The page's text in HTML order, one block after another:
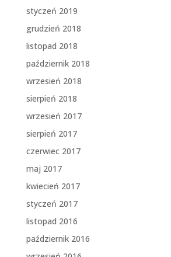
styczeń 2019
grudzień 2018
listopad 2018
październik 2018
wrzesień 2018
sierpień 2018
wrzesień 2017
sierpień 2017
czerwiec 2017
maj 2017
kwiecień 2017
styczeń 2017
listopad 2016
październik 2016